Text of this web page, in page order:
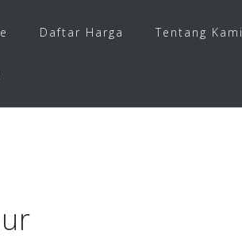
Daftar Harga Tentang Kami